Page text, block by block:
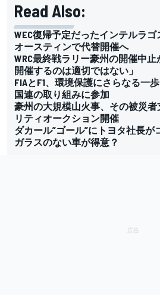
Read Also:
WEC復帰予定だったインテルラゴ
オースティンで代替開催へ
WRC最終戦ラリー豪州の開催中
開催するのは適切ではない」
FIAとF1、環境保護にさらなる一
国連の取り組みに参加
豪州の大規模山火事、その被災
リティオークション開催
ダカール”ゴール”にトヨタ社長が
ガラスのない車が得意？